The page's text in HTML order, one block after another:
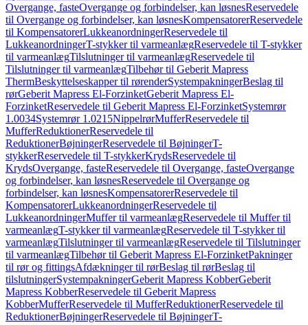
Overgange, fasteOvergange og forbindelser, kan løsnesReservedele
til Overgange og forbindelser, kan løsnesKompensatorerReservedele
til KompensatorerLukkeanordningerReservedele til
LukkeanordningerT-stykker til varmeanlægReservedele til T-stykker
til varmeanlægTilslutninger til varmeanlægReservedele til
Tilslutninger til varmeanlægTilbehør til Geberit Mapress
ThermBeskyttelseskapper til rørenderSystempakningerBeslag til
rørGeberit Mapress El-ForzinketGeberit Mapress El-
ForzinketReservedele til Geberit Mapress El-ForzinketSystemrør
1.0034Systemrør 1.0215NippelrørMufferReservedele til
MufferReduktionerReservedele til
ReduktionerBøjningerReservedele til BøjningerT-
stykkerReservedele til T-stykkerKrydsReservedele til
KrydsOvergange, fasteReservedele til Overgange, fasteOvergange
og forbindelser, kan løsnesReservedele til Overgange og
forbindelser, kan løsnesKompensatorerReservedele til
KompensatorerLukkeanordningerReservedele til
LukkeanordningerMuffer til varmeanlægReservedele til Muffer til
varmeanlægT-stykker til varmeanlægReservedele til T-stykker til
varmeanlægTilslutninger til varmeanlægReservedele til Tilslutninger
til varmeanlægTilbehør til Geberit Mapress El-ForzinketPakninger
til rør og fittingsAfdækninger til rørBeslag til rørBeslag til
tilslutningerSystempakningerGeberit Mapress KobberGeberit
Mapress KobberReservedele til Geberit Mapress
KobberMufferReservedele til MufferReduktionerReservedele til
ReduktionerBøjningerReservedele til BøjningerT-